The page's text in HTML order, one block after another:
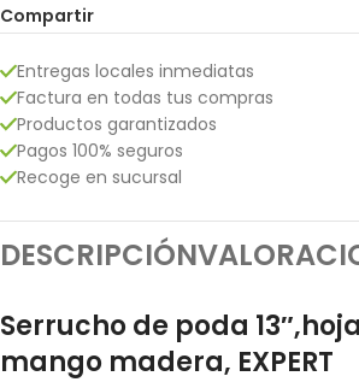
Compartir
Entregas locales inmediatas
Factura en todas tus compras
Productos garantizados
Pagos 100% seguros
Recoge en sucursal
DESCRIPCIÓN
Serrucho de poda
mango madera, EXPERT